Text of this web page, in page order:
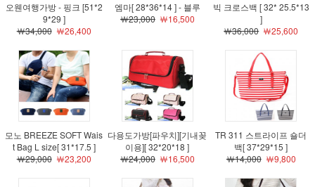
오웬여행가방 - 핑크 [51*2
9*29 ]
￦34,000￦26,400
엠마[ 28*36*14 ] - 블루
￦23,000￦16,500
빅 크로스백 [ 32* 25.5*13
]
￦36,000￦25,600
모노 BREEZE SOFT Wais
t Bag L size[ 31*17.5 ]
￦29,000￦23,200
다용도가방[파우치][기내꽂
이용][ 32*20*18 ]
￦24,000￦16,500
TR 311 스트라이프 숄더
백[ 37*29*15 ]
￦14,000￦9,800